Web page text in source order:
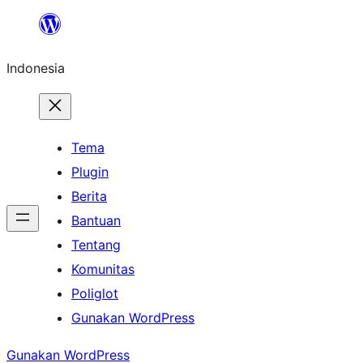
Lewati
konten
Indonesia
Tema
Plugin
Berita
Bantuan
Tentang
Komunitas
Poliglot
Gunakan WordPress
Gunakan WordPress